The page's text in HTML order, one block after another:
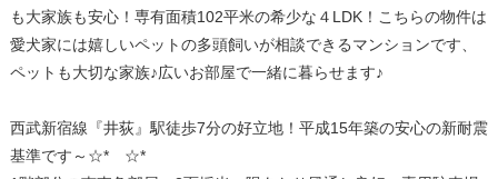
も大家族も安心！専有面積102平米の希少な４LDK！こちらの物件は
愛犬家には嬉しいペットの多頭飼いが相談できるマンションです、
ペットも大切な家族♪広いお部屋で一緒に暮らせます♪
西武新宿線『井荻』駅徒歩7分の好立地！平成15年築の安心の新耐震
基準です～☆* ☆*